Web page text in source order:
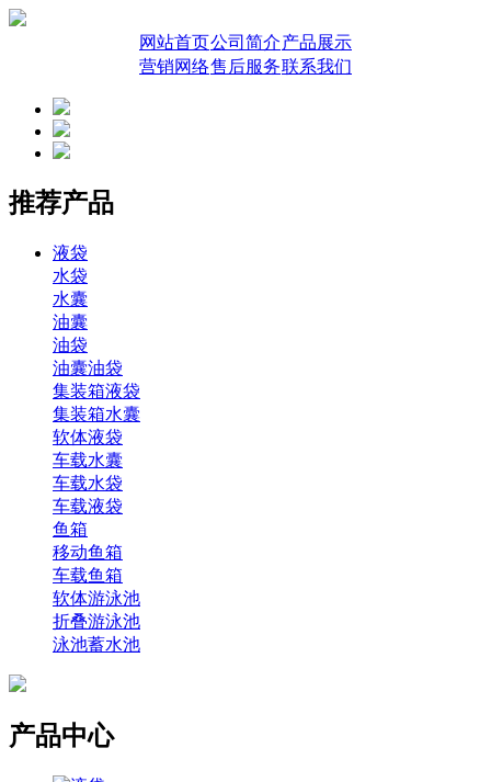
网站首页公司简介产品展示
营销网络售后服务联系我们
推荐产品
液袋
水袋
水囊
油囊
油袋
油囊油袋
集装箱液袋
集装箱水囊
软体液袋
车载水囊
车载水袋
车载液袋
鱼箱
移动鱼箱
车载鱼箱
软体游泳池
折叠游泳池
泳池蓄水池
产品中心